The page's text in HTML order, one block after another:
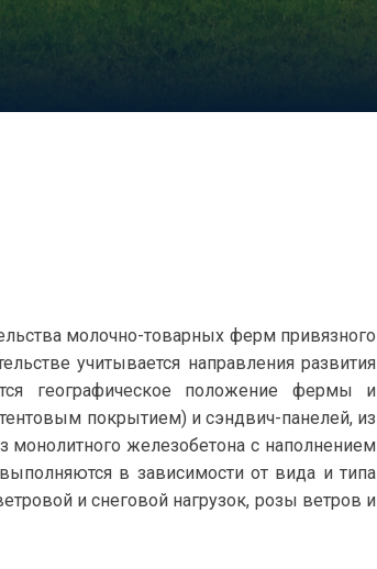
молочно-товарных ферм привязного
учитывается направления развития
географическое положение фермы и
покрытием) и сэндвич-панелей, из
железобетона с наполнением
в зависимости от вида и типа
и снеговой нагрузок, розы ветров и